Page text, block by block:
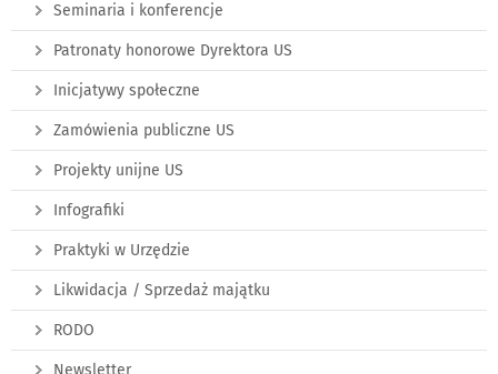
Seminaria i konferencje
Patronaty honorowe Dyrektora US
Inicjatywy społeczne
Zamówienia publiczne US
Projekty unijne US
Infografiki
Praktyki w Urzędzie
Likwidacja / Sprzedaż majątku
RODO